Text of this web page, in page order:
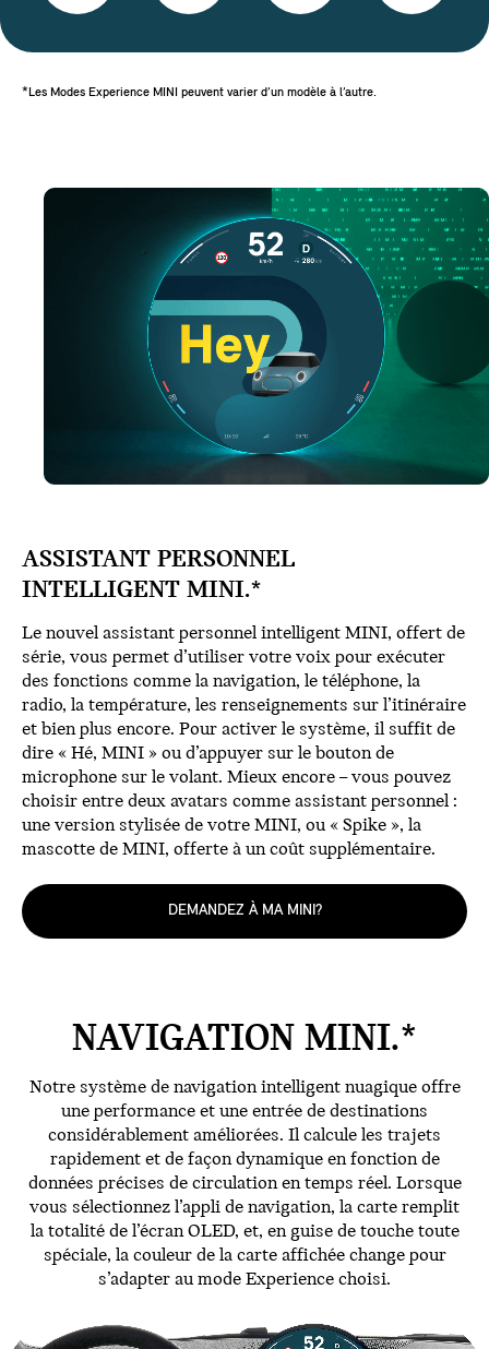
*Les Modes Experience MINI peuvent varier d’un modèle à l’autre.
ASSISTANT PERSONNEL
INTELLIGENT MINI.*
Le nouvel assistant personnel intelligent MINI, offert de
série, vous permet d’utiliser votre voix pour exécuter
des fonctions comme la navigation, le téléphone, la
radio, la température, les renseignements sur l’itinéraire
et bien plus encore. Pour activer le système, il suffit de
dire « Hé, MINI » ou d’appuyer sur le bouton de
microphone sur le volant. Mieux encore – vous pouvez
choisir entre deux avatars comme assistant personnel :
une version stylisée de votre MINI, ou « Spike », la
mascotte de MINI, offerte à un coût supplémentaire.
DEMANDEZ À MA MINI?
NAVIGATION MINI.*
Notre système de navigation intelligent nuagique offre
une performance et une entrée de destinations
considérablement améliorées. Il calcule les trajets
rapidement et de façon dynamique en fonction de
données précises de circulation en temps réel. Lorsque
vous sélectionnez l’appli de navigation, la carte remplit
la totalité de l’écran OLED, et, en guise de touche toute
spéciale, la couleur de la carte affichée change pour
s’adapter au mode Experience choisi.